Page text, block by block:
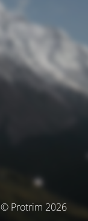
© Protrim 2026